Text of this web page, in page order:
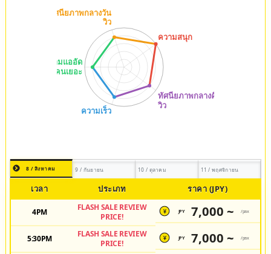
8 / สิงหาคม 9 / กันยายน 10 / ตุลาคม 11 / พฤศจิกายน
เวลา ประเภท ราคา (JPY)
4PM
FLASH SALE REVIEW
PRICE!
¥ JPY 7,000 ~ /pax
5:30PM
FLASH SALE REVIEW
PRICE!
¥ JPY 7,000 ~ /pax